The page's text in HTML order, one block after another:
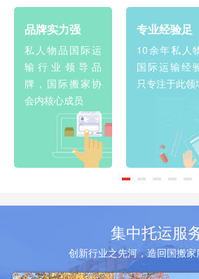
品牌实力强
私人物品国际运
输行业领导品
牌，国际搬家协
会内核心成员
专业经验足
10余年私人
国际运输经
只专注于此领
集中托运服
创新行业之先河，造回国搬